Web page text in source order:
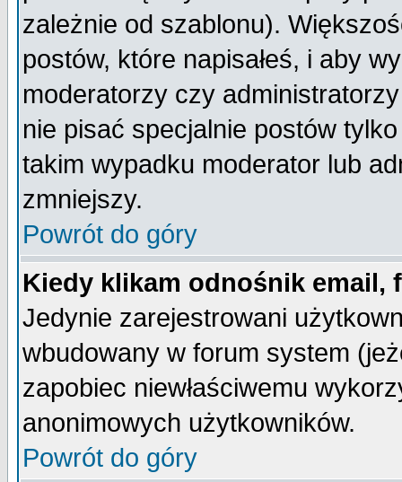
zależnie od szablonu).
postów, które napisałeś, i aby
moderatorzy czy
nie pisać specjalnie postów
takim wypadku moderator lub
zmniejszy.
Powrót do góry
Kiedy klikam odnośnik email,
Jedynie zarejestrowani
wbudowany w forum system
zapobiec niewłaściwemu
anonimowych użytkowników.
Powrót do góry